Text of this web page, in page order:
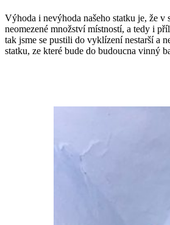
Výhoda i nevýhoda našeho statku je, že v
neomezené množství místností, a tedy i
tak jsme se pustili do vyklízení nestarší a
statku, ze které bude do budoucna vinný